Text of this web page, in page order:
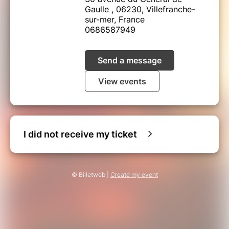
à Nice et de les partager à travers l’Europe.
Sunday Jazz Delivery est heureux de présenter
les jams à la Trinquette tous les premiers jeudis
Gaulle , 06230, Villefranche-
sur-mer, France
0686587949
Send a message
View events
I did not receive my ticket
© Billetweb | Create my event